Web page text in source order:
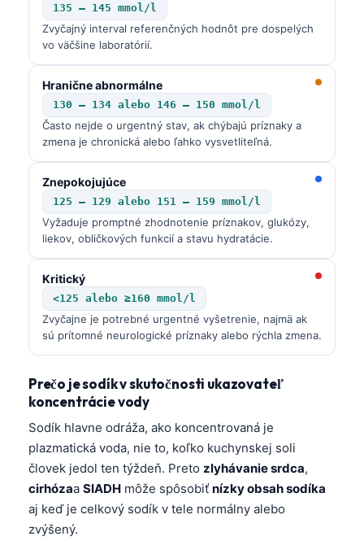
135 – 145 mmol/l
Zvyčajný interval referenčných hodnôt pre dospelých
vo väčšine laboratórií.
Hranične abnormálne
130 – 134 alebo 146 – 150 mmol/l
Často nejde o urgentný stav, ak chýbajú príznaky a
zmena je chronická alebo ľahko vysvetliteľná.
Znepokojujúce
125 – 129 alebo 151 – 159 mmol/l
Vyžaduje promptné zhodnotenie príznakov, glukózy,
liekov, obličkových funkcií a stavu hydratácie.
Kritický
<125 alebo ≥160 mmol/l
Zvyčajne je potrebné urgentné vyšetrenie, najmä ak
sú prítomné neurologické príznaky alebo rýchla zmena.
Prečo je sodík v skutočnosti ukazovateľ
koncentrácie vody
Sodík hlavne odráža, ako koncentrovaná je
plazmatická voda, nie to, koľko kuchynskej soli
človek jedol ten týždeň. Preto zlyhávanie srdca,
cirhózaa SIADH môže spôsobiť nízky obsah sodíka
aj keď je celkový sodík v tele normálny alebo
zvýšený.